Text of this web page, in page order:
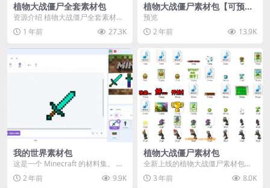
植物大战僵尸全套素材包
资源介绍 植物大战僵尸全套素材
包，包含227个丰富多样的素材，
涵盖角色、背景、动...
1 年前 27.3K
植物大战僵尸素材包【可预
览】
预览
2 年前
13.9K
我的世界素材包
这是一个 Minecraft 的材料集。 操
作方法如下： 工具 → 右箭头 怪物...
2 年前 9.9K
植物大战僵尸素材包
全新上线的植物大战僵尸素材包，
内含48个精选资源，涵盖角色、场
景、音效等多样内容...
3 年前 8.0K